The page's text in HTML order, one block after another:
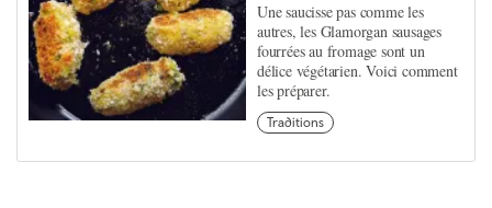
Une saucisse pas comme les
autres, les Glamorgan sausages
fourrées au fromage sont un
délice végétarien. Voici comment
les préparer.
Traditions